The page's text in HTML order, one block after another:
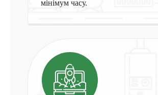
мінімум часу.